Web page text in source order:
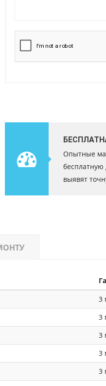
Опытные
бесплатную
выявят
3
3
3
3
3